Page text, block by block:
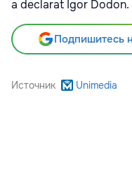
a declarat Igor Dodon.
Подпишитесь
Источник Unimedia